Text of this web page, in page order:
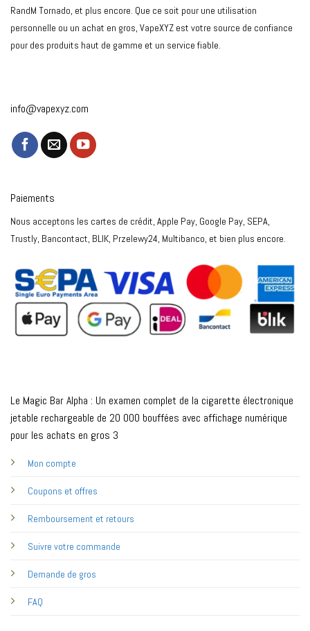
RandM Tornado, et plus encore. Que ce soit pour une utilisation
personnelle ou un achat en gros, VapeXYZ est votre source de confiance
pour des produits haut de gamme et un service fiable.
info@vapexyz.com
Le Magic Bar Alpha : Un examen complet de la cigarette électronique
jetable rechargeable de 20 000 bouffées avec affichage numérique
pour les achats en gros 3
Mon compte
Coupons et offres
Remboursement et retours
Suivre votre commande
Demande de gros
FAQ
Paiements
Nous acceptons les cartes de crédit, Apple Pay, Google Pay, SEPA,
Trustly, Bancontact, BLIK, Przelewy24, Multibanco, et bien plus encore.